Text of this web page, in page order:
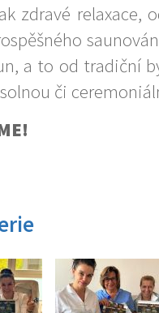
zdravé relaxace,
a to od tradiční
či